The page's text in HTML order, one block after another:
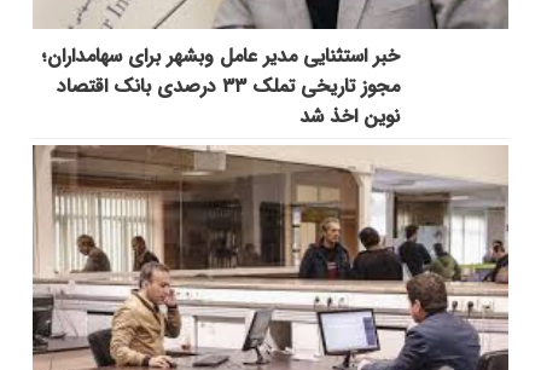
خبر استثنایی مدیر عامل وبشهر برای سهامداران؛
مجوز تاریخی تملک ۳۳ درصدی بانک اقتصاد
نوین اخذ شد